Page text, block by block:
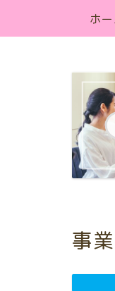
ホ
事